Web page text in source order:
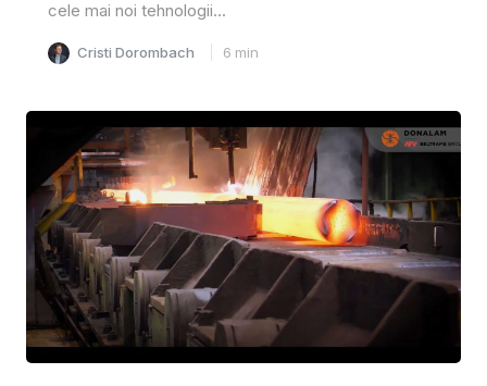
cele mai noi tehnologii...
Cristi Dorombach 6 min